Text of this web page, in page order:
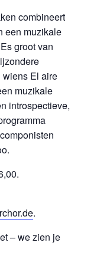
combineert
een muzikale
groot van
wiens El aire
muzikale
introspectieve,
.
– we zien je